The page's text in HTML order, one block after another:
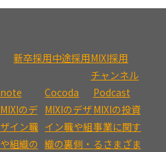
新卒採用中途採用MIXI採用
チャンネル
note
MIXIのデ
ザイン職
や組織の
Cocoda
MIXIのデザ
イン職や組
織の裏側・
Podcast
MIXIの投資
事業に関す
るさまざま